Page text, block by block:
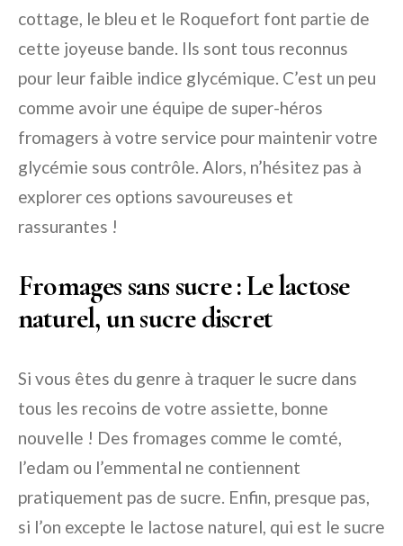
cottage, le bleu et le Roquefort font partie de
cette joyeuse bande. Ils sont tous reconnus
pour leur faible indice glycémique. C’est un peu
comme avoir une équipe de super-héros
fromagers à votre service pour maintenir votre
glycémie sous contrôle. Alors, n’hésitez pas à
explorer ces options savoureuses et
rassurantes !
Fromages sans sucre : Le lactose
naturel, un sucre discret
Si vous êtes du genre à traquer le sucre dans
tous les recoins de votre assiette, bonne
nouvelle ! Des fromages comme le comté,
l’edam ou l’emmental ne contiennent
pratiquement pas de sucre. Enfin, presque pas,
si l’on excepte le lactose naturel, qui est le sucre